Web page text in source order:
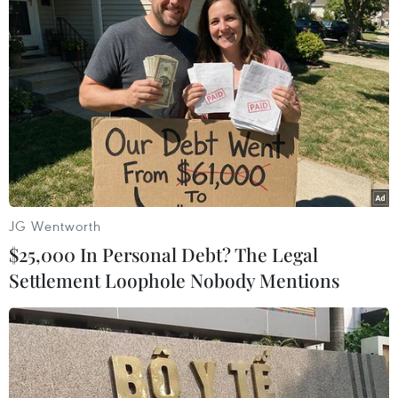
22/05/2026 02:27
20 ngày nữa World Cup 2026 mới chính thức khởi tranh
nhưng nhiều đội tuyển đã sớm chốt danh sách tham dự
ngày hội bóng đá lớn nhất hành tinh tại Mỹ, Canada và
Mexico.
JG Wentworth
$25,000 In Personal Debt? The Legal
Settlement Loophole Nobody Mentions